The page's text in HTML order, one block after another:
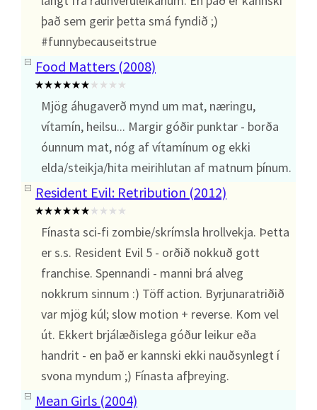
það sem gerir þetta smá fyndið ;)
#funnybecauseitstrue
Food Matters (2008)
Mjög áhugaverð mynd um mat, næringu,
vítamín, heilsu... Margir góðir punktar - borða
óunnum mat, nóg af vítamínum og ekki
elda/steikja/hita meirihlutan af matnum þínum.
Resident Evil: Retribution (2012)
Fínasta sci-fi zombie/skrímsla hrollvekja. Þetta
er s.s. Resident Evil 5 - orðið nokkuð gott
franchise. Spennandi - manni brá alveg
nokkrum sinnum :) Töff action. Byrjunaratriðið
var mjög kúl; slow motion + reverse. Kom vel
út. Ekkert brjálæðislega góður leikur eða
handrit - en það er kannski ekki nauðsynlegt í
svona myndum ;) Fínasta afþreying.
Mean Girls (2004)